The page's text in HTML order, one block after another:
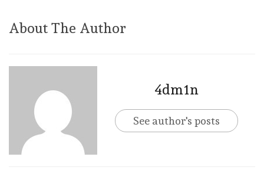
About The Author
4dm1n
See author's posts